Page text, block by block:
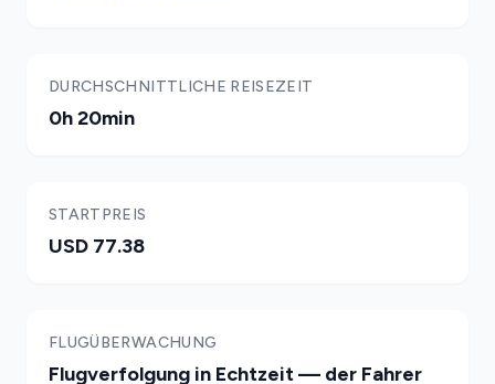
DURCHSCHNITTLICHE REISEZEIT
0h 20min
STARTPREIS
USD 77.38
FLUGÜBERWACHUNG
Flugverfolgung in Echtzeit — der Fahrer